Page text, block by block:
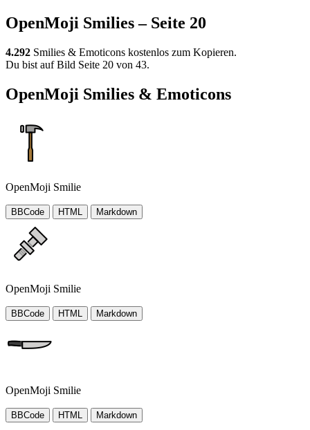
OpenMoji Smilies – Seite 20
4.292 Smilies & Emoticons kostenlos zum Kopieren.
Du bist auf Bild Seite 20 von 43.
OpenMoji Smilies & Emoticons
OpenMoji Smilie
BBCode HTML Markdown
OpenMoji Smilie
BBCode HTML Markdown
OpenMoji Smilie
BBCode HTML Markdown